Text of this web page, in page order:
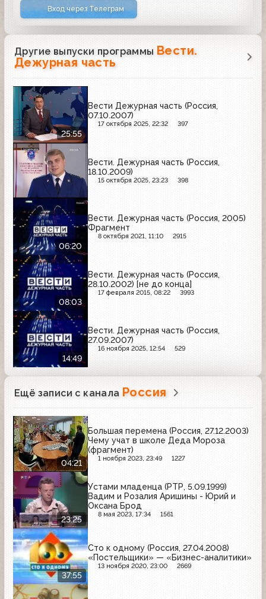
Вход через Телеграм
Другие выпуски программы Вести.
Дежурная часть
25:55
Вести Дежурная часть (Россия,
07.10.2007)
17 октября 2025, 22:32 397
Вести. Дежурная часть (Россия,
18.10.2009)
15 октября 2025, 23:23 398
06:20
Вести. Дежурная часть (Россия, 2005)
Фрагмент
8 октября 2021, 11:10 2915
08:03
Вести. Дежурная часть (Россия,
28.10.2002) [не до конца]
17 февраля 2015, 08:22 3993
14:49
Вести. Дежурная часть (Россия,
27.09.2007)
16 ноября 2025, 12:54 529
Ещё записи с канала Россия
04:21
Большая перемена (Россия, 27.12.2003)
Чему учат в школе Деда Мороза
(фрагмент)
1 ноября 2023, 23:49 1227
23:25
Устами младенца (РТР, 5.09.1999)
Вадим и Розалия Аришины - Юрий и
Оксана Брод
8 мая 2023, 17:34 1561
37:55
Сто к одному (Россия, 27.04.2008)
«Постельщики» — «Бизнес-аналитики»
13 ноября 2020, 23:00 2669